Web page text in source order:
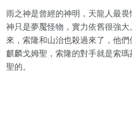
雨之神是曾經的神明，天龍人最
神只是夢魘怪物，實力依舊很強
來，索隆和山治也殺過來了，他
麒麟戈姆聖，索隆的對手就是索
聖的。